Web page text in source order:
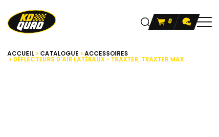
0
ACCUEIL CATALOGUE ACCESSOIRES
DÉFLECTEURS D’AIR LATÉRAUX - TRAXTER, TRAXTER MAX